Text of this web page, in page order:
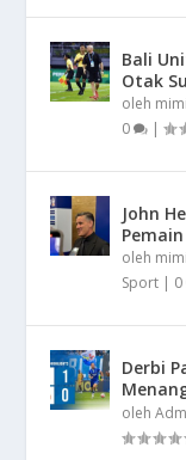
Bali
Otak
oleh
0
|
John
Pemain
oleh
Sport | 0
Derbi
oleh